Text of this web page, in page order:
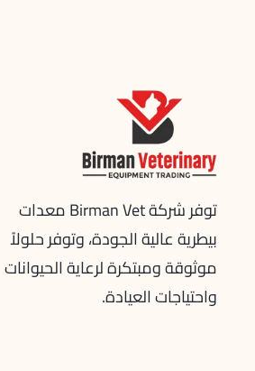
توفر شركة Birman Vet معدات
بيطرية عالية الجودة، وتوفر حلولاً
موثوقة ومبتكرة لرعاية الحيوانات
واحتياجات العيادة.